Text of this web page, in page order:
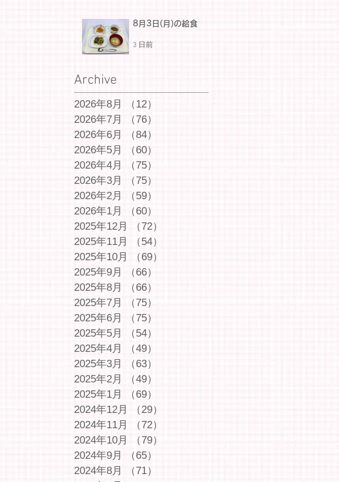
8月3日(月)の給食
3 日前
Archive
2026年8月 （12）
2026年7月
（76）
2026年6月
（84）
2026年5月
（60）
2026年4月
（75）
2026年3月
（75）
2026年2月
（59）
2026年1月
（60）
2025年12月
（72）
2025年11月
（54）
2025年10月
（69）
2025年9月
（66）
2025年8月
（66）
2025年7月
（75）
2025年6月
（75）
2025年5月
（54）
2025年4月
（49）
2025年3月
（63）
2025年2月
（49）
2025年1月
（69）
2024年12月
（29）
2024年11月
（72）
2024年10月
（79）
2024年9月
（65）
2024年8月
（71）